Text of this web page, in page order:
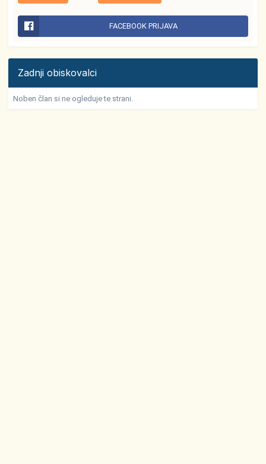
FACEBOOK PRIJAVA
Zadnji obiskovalci
Noben član si ne ogleduje te strani.